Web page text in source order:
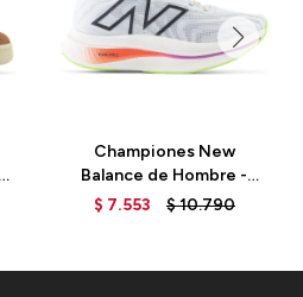
Championes New
Balance de Hombre -
Super Comp - MRCXLG3 -
$ 7.553 $10.790